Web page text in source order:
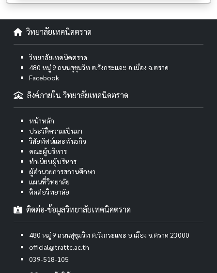
วิทยาลัยเทคนิคตราด
วิทยาลัยเทคนิคตราด
480 หมู่ 9 ถนนสุขุมวิท ต.วังกระแจะ อ.เมือง จ.ตราด
Facebook
ลิงค์ภายใน วิทยาลัยเทคนิคตราด
หน้าหลัก
ประวัติความเป็นมา
วิสัยทัศน์และพันธกิจ
คณะผู้บริหาร
ทำเนียบผู้บริหาร
ผู้อำนวยการสถานศึกษา
แผนที่วิทยาลัย
ติดต่อวิทยาลัย
ติดต่อ-ข้อมูลวิทยาลัยเทคนิคตราด
480 หมู่ 9 ถนนสุขุมวิท ต.วังกระแจะ อ.เมือง จ.ตราด 23000
official@trattc.ac.th
039-518-105